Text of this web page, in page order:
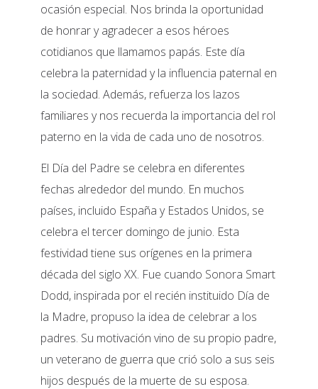
ocasión especial. Nos brinda la oportunidad
de honrar y agradecer a esos héroes
cotidianos que llamamos papás. Este día
celebra la paternidad y la influencia paternal en
la sociedad. Además, refuerza los lazos
familiares y nos recuerda la importancia del rol
paterno en la vida de cada uno de nosotros.
El Día del Padre se celebra en diferentes
fechas alrededor del mundo. En muchos
países, incluido España y Estados Unidos, se
celebra el tercer domingo de junio. Esta
festividad tiene sus orígenes en la primera
década del siglo XX. Fue cuando Sonora Smart
Dodd, inspirada por el recién instituido Día de
la Madre, propuso la idea de celebrar a los
padres. Su motivación vino de su propio padre,
un veterano de guerra que crió solo a sus seis
hijos después de la muerte de su esposa.